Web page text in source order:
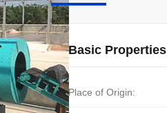
Basic Properties
Place of Origin: